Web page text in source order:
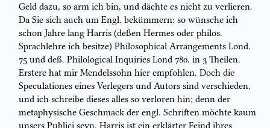
Geld dazu, so arm ich bin, und dächte es nicht zu verlieren.
Da Sie sich auch um Engl. bekümmern: so wünsche ich
schon Jahre lang Harris (deßen Hermes oder philos.
Sprachlehre ich besitze) Philosophical Arrangements Lond.
75 und deß. Philological Inquiries Lond 780. in 3 Theilen.
Erstere hat mir Mendelssohn hier empfohlen. Doch die
Speculationes eines Verlegers und Autors sind verschieden,
und ich schreibe dieses alles so verloren hin; denn der
metaphysische Geschmack der engl. Schriften möchte kaum
unsers Publici seyn. Harris ist ein erklärter Feind ihres